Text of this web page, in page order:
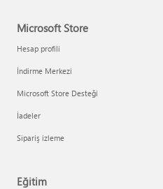
Microsoft Store
Hesap profili
İndirme Merkezi
Microsoft Store Desteği
İadeler
Sipariş izleme
Eğitim